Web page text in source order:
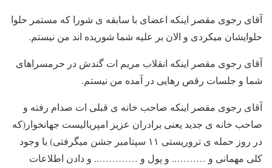
آقای رجوی مقصر اینکه اعضای با سابقه ی شورا که مستمر حلوا
حلوایشان میکردی و الان بر علیه شما شوریده اند من نیستم.
آقای رجوی مقصر اینکه انقلاب مریم ات گندش در حرمسراهای
شما و جلسات رقص رهایی در آمده من نیستم.
آقای رجوی مقصر اینکه صاحب خانه ی قبلی ات صدام رفته و
صاحب خانه ی جدید یعنی برادران عزیز امپریالیست جهانخوار(که
در روز حمله ی تروریستی ۱۱ سپتامبر جشن میگرفتی) با وجود
کلی مهمانی و ……….. و پول و ………….. و دادن اطلاعات